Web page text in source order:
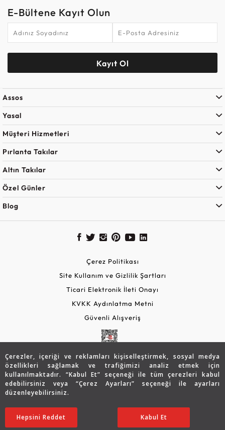
Çerezler, içeriği ve reklamları kişiselleştirmek, sosyal medya
özellikleri sağlamak ve trafiğimizi analiz etmek için
kullanılmaktadır. “Kabul Et” seçeneği ile tüm çerezleri kabul
edebilirsiniz veya “Çerez Ayarları” seçeneği ile ayarları
düzenleyebilirsiniz.
Ayarları Düzenle
Hepsini Reddet Kabul Et
E-Bültene Kayıt Olun
Kayıt Ol
Assos
Yasal
Müşteri Hizmetleri
Pırlanta Takılar
Altın Takılar
Özel Günler
Blog
Çerez Politikası
Site Kullanım ve Gizlilik Şartları
Ticari Elektronik İleti Onayı
KVKK Aydınlatma Metni
Güvenli Alışveriş